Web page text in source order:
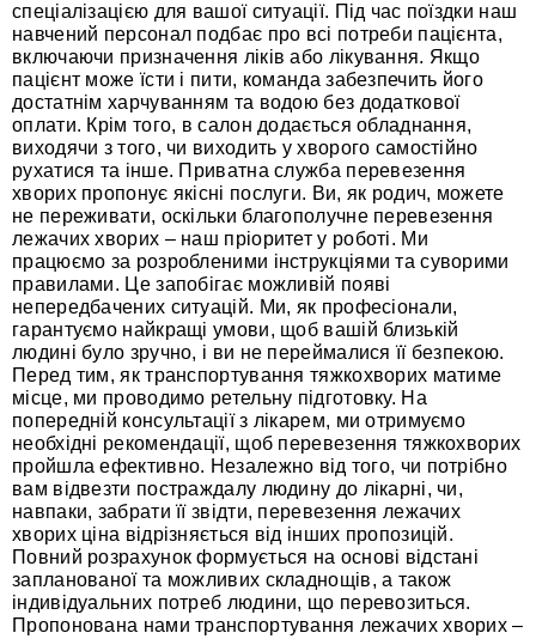
спеціалізацією для вашої ситуації. Під час поїздки наш
навчений персонал подбає про всі потреби пацієнта,
включаючи призначення ліків або лікування. Якщо
пацієнт може їсти і пити, команда забезпечить його
достатнім харчуванням та водою без додаткової
оплати. Крім того, в салон додається обладнання,
виходячи з того, чи виходить у хворого самостійно
рухатися та інше. Приватна служба перевезення
хворих пропонує якісні послуги. Ви, як родич, можете
не переживати, оскільки благополучне перевезення
лежачих хворих – наш пріоритет у роботі. Ми
працюємо за розробленими інструкціями та суворими
правилами. Це запобігає можливій появі
непередбачених ситуацій. Ми, як професіонали,
гарантуємо найкращі умови, щоб вашій близькій
людині було зручно, і ви не переймалися її безпекою.
Перед тим, як транспортування тяжкохворих матиме
місце, ми проводимо ретельну підготовку. На
попередній консультації з лікарем, ми отримуємо
необхідні рекомендації, щоб перевезення тяжкохворих
пройшла ефективно. Незалежно від того, чи потрібно
вам відвезти постраждалу людину до лікарні, чи,
навпаки, забрати її звідти, перевезення лежачих
хворих ціна відрізняється від інших пропозицій.
Повний розрахунок формується на основі відстані
запланованої та можливих складнощів, а також
індивідуальних потреб людини, що перевозиться.
Пропонована нами транспортування лежачих хворих –